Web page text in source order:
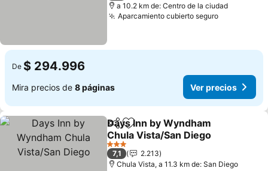
a 10.2 km de: Centro de la ciudad
Aparcamiento cubierto seguroVer
De $ 294.996
Mira precios de 8 páginas Ver precios
CompartirAgregar a favoritos
Days Inn by Wyndham
Chula Vista/San Diego
Ver precios
3 Estrellas
7,1
2.213
Chula Vista, a 11.3 km de: San Diego